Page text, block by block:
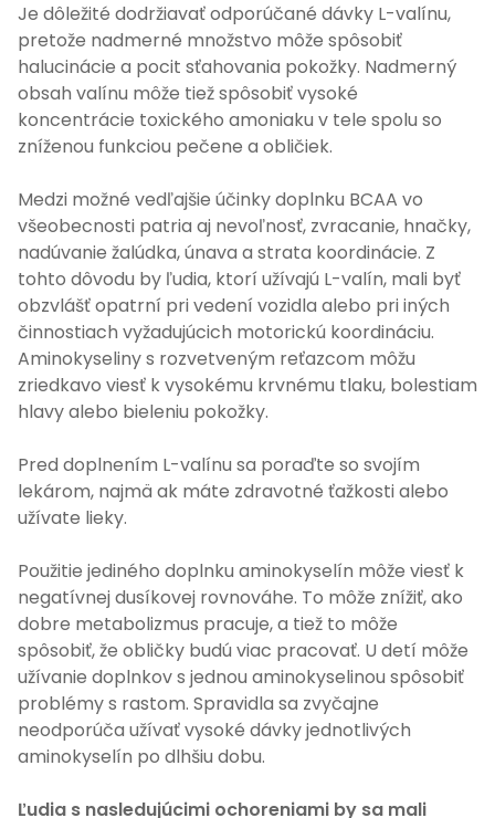
Je dôležité dodržiavať odporúčané dávky L-valínu,
pretože nadmerné množstvo môže spôsobiť
halucinácie a pocit sťahovania pokožky. Nadmerný
obsah valínu môže tiež spôsobiť vysoké
koncentrácie toxického amoniaku v tele spolu so
zníženou funkciou pečene a obličiek.
Medzi možné vedľajšie účinky doplnku BCAA vo
všeobecnosti patria aj nevoľnosť, zvracanie, hnačky,
nadúvanie žalúdka, únava a strata koordinácie. Z
tohto dôvodu by ľudia, ktorí užívajú L-valín, mali byť
obzvlášť opatrní pri vedení vozidla alebo pri iných
činnostiach vyžadujúcich motorickú koordináciu.
Aminokyseliny s rozvetveným reťazcom môžu
zriedkavo viesť k vysokému krvnému tlaku, bolestiam
hlavy alebo bieleniu pokožky.
Pred doplnením L-valínu sa poraďte so svojím
lekárom, najmä ak máte zdravotné ťažkosti alebo
užívate lieky.
Použitie jediného doplnku aminokyselín môže viesť k
negatívnej dusíkovej rovnováhe. To môže znížiť, ako
dobre metabolizmus pracuje, a tiež to môže
spôsobiť, že obličky budú viac pracovať. U detí môže
užívanie doplnkov s jednou aminokyselinou spôsobiť
problémy s rastom. Spravidla sa zvyčajne
neodporúča užívať vysoké dávky jednotlivých
aminokyselín po dlhšiu dobu.
Ľudia s nasledujúcimi ochoreniami by sa mali